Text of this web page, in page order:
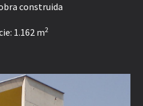
construida
1.162 m2